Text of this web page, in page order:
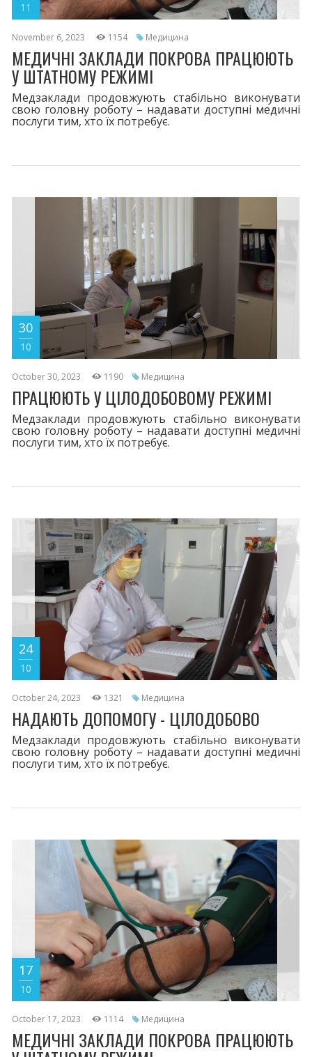
11
November 6, 2023 1154 Медицина
МЕДИЧНІ ЗАКЛАДИ ПОКРОВА ПРАЦЮЮТЬ
У ШТАТНОМУ РЕЖИМІ
Медзаклади продовжують стабільно виконувати
свою головну роботу – надавати доступні медичні
послуги тим, хто їх потребує.
30
10
October 30, 2023 1190 Медицина
ПРАЦЮЮТЬ У ЦІЛОДОБОВОМУ РЕЖИМІ
Медзаклади продовжують стабільно виконувати
свою головну роботу – надавати доступні медичні
послуги тим, хто їх потребує.
24
10
October 24, 2023 1321 Медицина
НАДАЮТЬ ДОПОМОГУ - ЦІЛОДОБОВО
Медзаклади продовжують стабільно виконувати
свою головну роботу – надавати доступні медичні
послуги тим, хто їх потребує.
17
10
October 17, 2023 1114 Медицина
МЕДИЧНІ ЗАКЛАДИ ПОКРОВА ПРАЦЮЮТЬ